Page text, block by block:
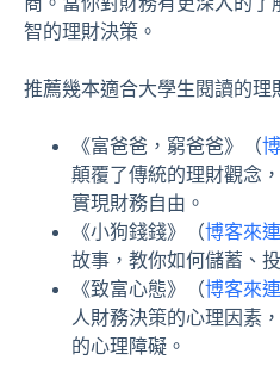
智的理財決策。
推薦幾本適合大學生閱讀的理
《富爸爸，窮爸爸》（
顛覆了傳統的理財觀念
實現財務自由。
《小狗錢錢》（博客來
故事，教你如何儲蓄、
《致富心態》（博客來
人財務決策的心理因素
的心理障礙。